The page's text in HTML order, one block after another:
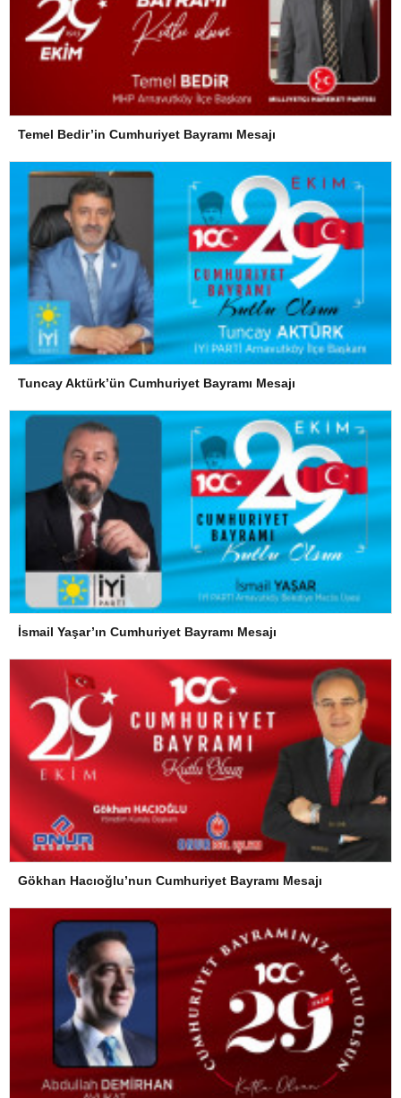
Temel Bedir’in Cumhuriyet Bayramı Mesajı
Tuncay Aktürk’ün Cumhuriyet Bayramı Mesajı
İsmail Yaşar’ın Cumhuriyet Bayramı Mesajı
Gökhan Hacıoğlu’nun Cumhuriyet Bayramı Mesajı